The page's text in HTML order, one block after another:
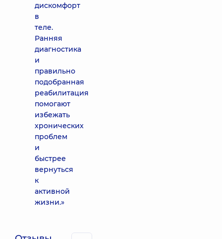
дискомфорт
в
теле.
Ранняя
диагностика
и
правильно
подобранная
реабилитация
помогают
избежать
хронических
проблем
и
быстрее
вернуться
к
активной
жизни.»